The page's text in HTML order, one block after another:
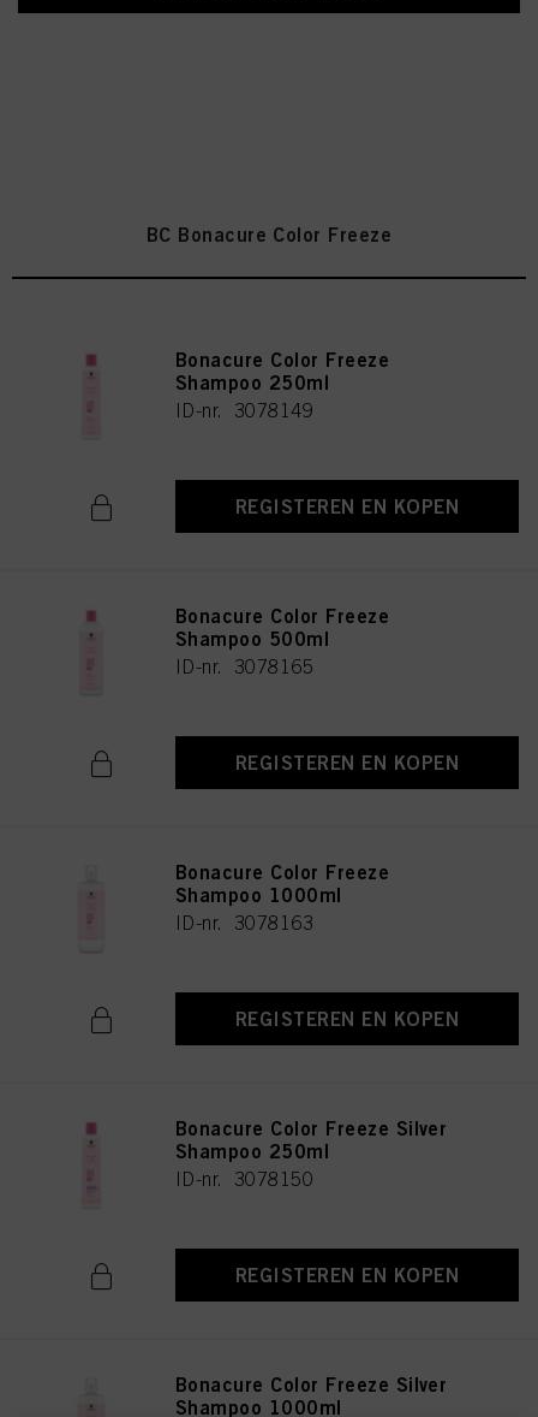
BC Bonacure Color Freeze
Bonacure Color Freeze
Shampoo 250ml
ID-nr. 3078149
REGISTEREN EN KOPEN
Bonacure Color Freeze
Shampoo 500ml
ID-nr. 3078165
REGISTEREN EN KOPEN
Bonacure Color Freeze
Shampoo 1000ml
ID-nr. 3078163
REGISTEREN EN KOPEN
Bonacure Color Freeze Silver
Shampoo 250ml
ID-nr. 3078150
REGISTEREN EN KOPEN
Bonacure Color Freeze Silver
Shampoo 1000ml